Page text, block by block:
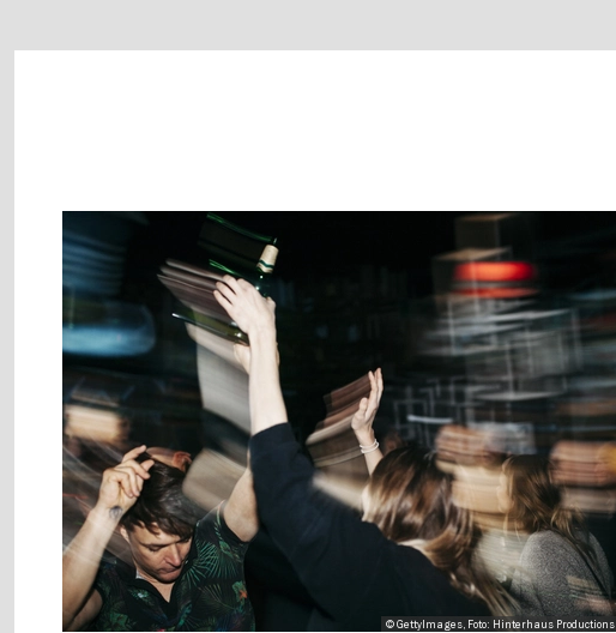
© GettyImages, Foto: Hinterhaus Productions